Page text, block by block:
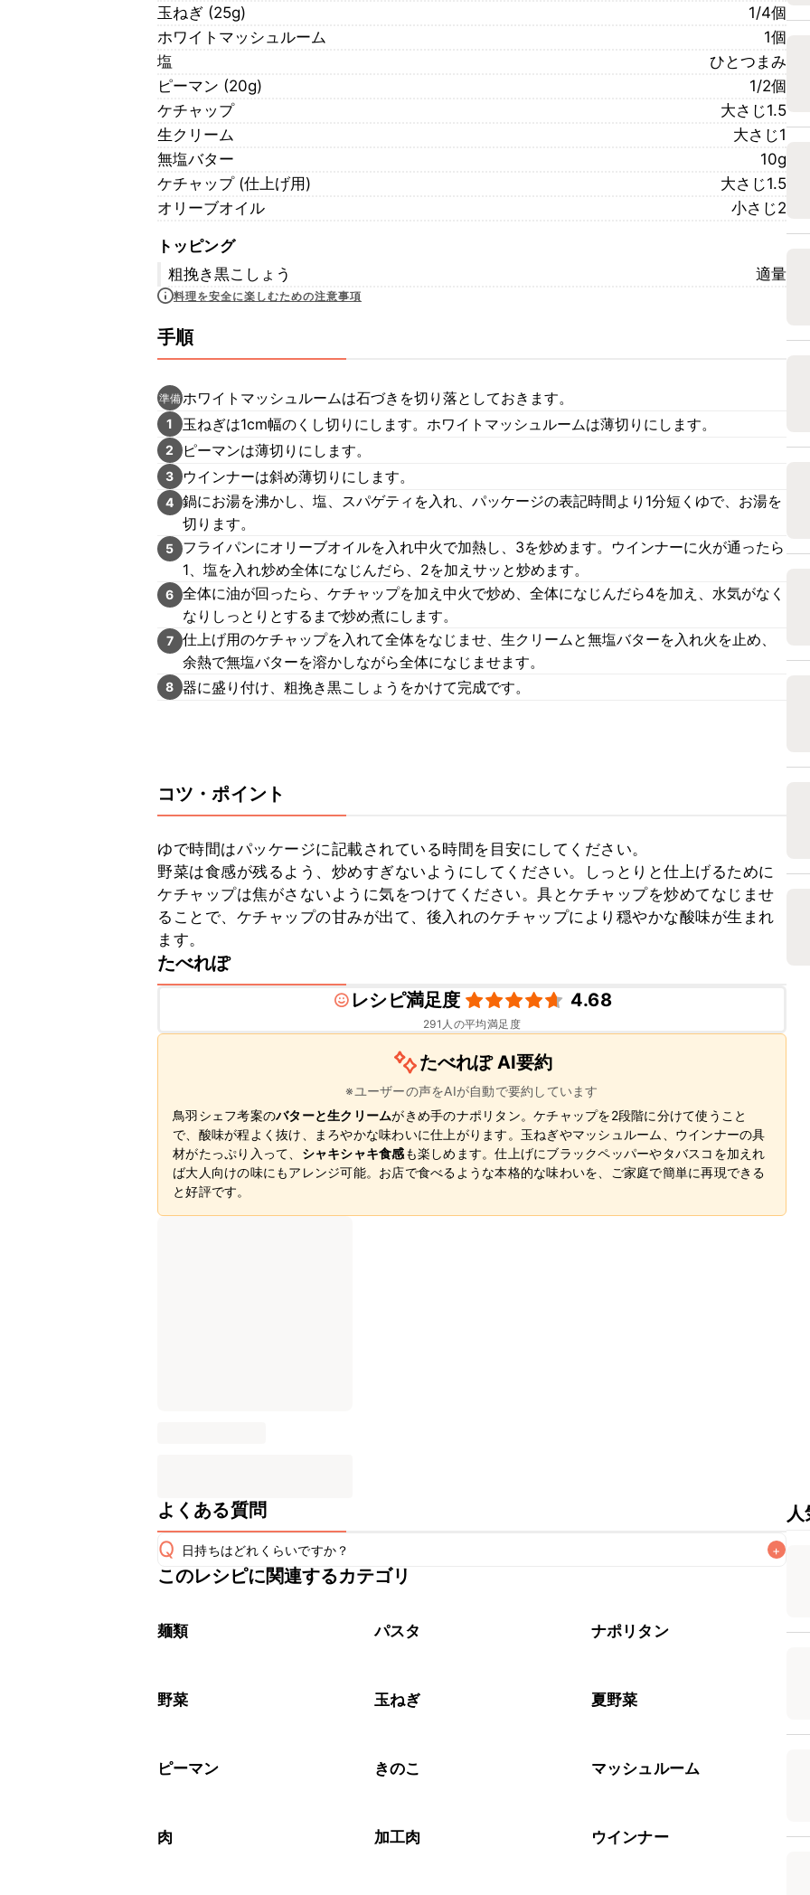
玉ねぎ (25g)
1/4個
ホワイトマッシュルーム
1個
塩
ひとつまみ
ピーマン (20g)
1/2個
ケチャップ
大さじ1.5
生クリーム
大さじ1
無塩バター
10g
ケチャップ (仕上げ用)
大さじ1.5
オリーブオイル
小さじ2
トッピング
粗挽き黒こしょう
適量
料理を安全に楽しむための注意事項
手順
準備 ホワイトマッシュルームは石づきを切り落としておきます。
1 玉ねぎは1cm幅のくし切りにします。ホワイトマッシュルームは薄切りにします。
2 ピーマンは薄切りにします。
3 ウインナーは斜め薄切りにします。
4 鍋にお湯を沸かし、塩、スパゲティを入れ、パッケージの表記時間より1分短くゆで、お湯を
切ります。
5
フライパンにオリーブオイルを入れ中火で加熱し、3を炒めます。ウインナーに火が通ったら
1、塩を入れ炒め全体になじんだら、2を加えサッと炒めます。
6 全体に油が回ったら、ケチャップを加え中火で炒め、全体になじんだら4を加え、水気がなく
なりしっとりとするまで炒め煮にします。
7 仕上げ用のケチャップを入れて全体をなじませ、生クリームと無塩バターを入れ火を止め、
余熱で無塩バターを溶かしながら全体になじませます。
8 器に盛り付け、粗挽き黒こしょうをかけて完成です。
コツ・ポイント
ゆで時間はパッケージに記載されている時間を目安にしてください。
野菜は食感が残るよう、炒めすぎないようにしてください。しっとりと仕上げるために
ケチャップは焦がさないように気をつけてください。具とケチャップを炒めてなじませ
ることで、ケチャップの甘みが出て、後入れのケチャップにより穏やかな酸味が生まれ
ます。
たべれぽ
レシピ満足度
4.68
291 人の平均満足度
たべれぽ AI要約
※ユーザーの声をAIが自動で要約しています
鳥羽シェフ考案のバターと生クリームがきめ手のナポリタン。ケチャップを2段階に分けて使うこと
で、酸味が程よく抜け、まろやかな味わいに仕上がります。玉ねぎやマッシュルーム、ウインナーの具
材がたっぷり入って、 シャキシャキ食感も楽しめます。仕上げにブラックペッパーやタバスコを加えれ
ば大人向けの味にもアレンジ可能。お店で食べるような本格的な味わいを、ご家庭で簡単に再現できる
と好評です。
よくある質問
Q 日持ちはどれくらいですか？ +
こちらのレシピは出来たてをお召し上がりいただくことをおすすめします。
※日持ちは目安です。
このレシピに関連するカテゴリ
麺類 パスタ ナポリタン
野菜 玉ねぎ 夏野菜
ピーマン きのこ マッシュルーム
肉 加工肉 ウインナー